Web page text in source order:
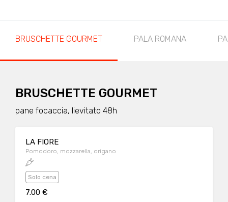
BRUSCHETTE GOURMET PALA ROMANA
BRUSCHETTE GOURMET
pane focaccia, lievitato 48h
LA FIORE
Pomodoro, mozzarella, origano
Solo cena
7.00 €